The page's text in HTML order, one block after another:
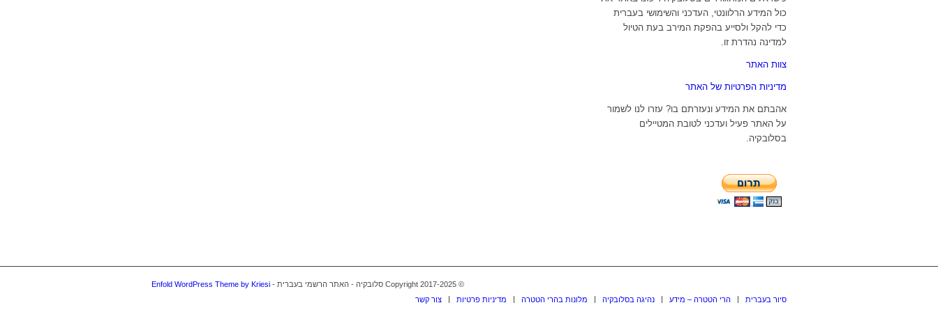
כול המידע הרלוונטי, העדכני והשימושי בעברית
כדי להקל ולסייע בהפקת המירב בעת הטיול
למדינה נהדרת זו.
צוות האתר
מדיניות הפרטיות של האתר
אהבתם את המידע ונעזרתם בו? עזרו לנו לשמור
על האתר פעיל ועדכני לטובת המטיילים
בסלובקיה.
© Copyright 2017-2025 סלובקיה - האתר הרשמי בעברית -
Enfold WordPress Theme by Kriesi
צור קשר
מדיניות פרטיות מלונות בהרי הטטרה נהיגה בסלובקיה הרי הטטרה – מידע סיור בעברית